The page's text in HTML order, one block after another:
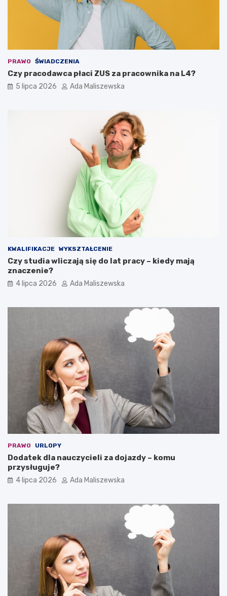
PRAWO ŚWIADCZENIA
Czy pracodawca płaci ZUS za pracownika na L4?
5 lipca 2026 Ada Maliszewska
KWALIFIKACJE WYKSZTAŁCENIE
Czy studia wliczają się do lat pracy – kiedy mają
znaczenie?
4 lipca 2026 Ada Maliszewska
PRAWO URLOPY
Dodatek dla nauczycieli za dojazdy – komu
przysługuje?
4 lipca 2026 Ada Maliszewska